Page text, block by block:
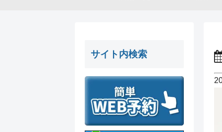
サイト内検索